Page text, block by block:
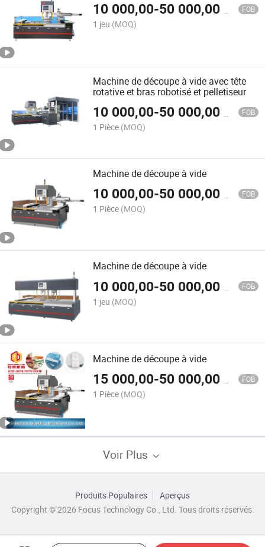
10 000,00-50 000,00 FOB
1 jeu (MOQ)
Machine de découpe à vide avec tête
rotative et bras robotisé et pelletiseur
10 000,00-50 000,00 FOB
1 Pièce (MOQ)
Machine de découpe à vide
10 000,00-50 000,00 FOB
1 Pièce (MOQ)
Machine de découpe à vide
10 000,00-50 000,00 FOB
1 jeu (MOQ)
Machine de découpe à vide
15 000,00-50 000,00 FOB
1 Pièce (MOQ)
Voir Plus
Produits Populaires
Aperçus
Copyright © 2026 Focus Technology Co., Ltd. Tous droits réservés.